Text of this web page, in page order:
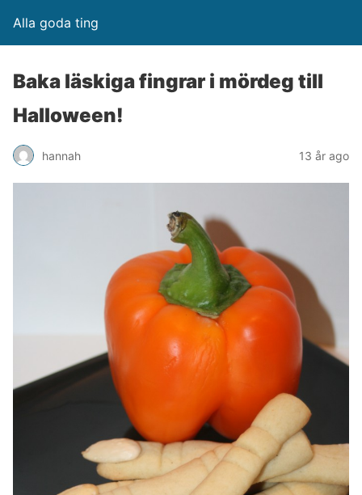
Alla goda ting
Baka läskiga fingrar i mördeg till
Halloween!
hannah 13 år ago